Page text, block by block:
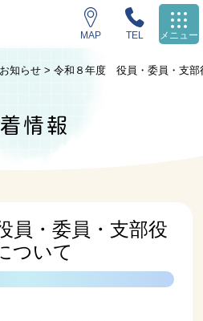
MAP TEL メニュー
お知らせ >令和８年度 役員・委員・支部
情報
・委員・支部役
ついて